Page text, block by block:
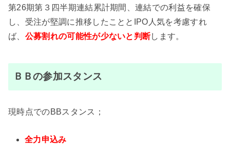
第26期第３四半期連結累計期間、連結での利益を確保
し、受注が堅調に推移したこととIPO人気を考慮すれ
ば、 公募割れの可能性が少ないと判断します。
ＢＢの参加スタンス
現時点でのBBスタンス；
全力申込み